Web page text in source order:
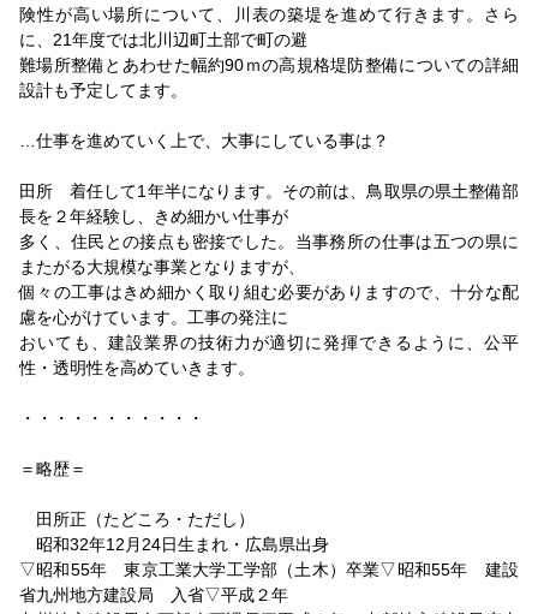
険性が高い場所について、川表の築堤を進めて行きます。さら
に、21年度では北川辺町土部で町の避
難場所整備とあわせた幅約90ｍの高規格堤防整備についての詳細
設計も予定してます。
…仕事を進めていく上で、大事にしている事は？
田所 着任して1年半になります。その前は、鳥取県の県土整備部
長を２年経験し、きめ細かい仕事が
多く、住民との接点も密接でした。当事務所の仕事は五つの県に
またがる大規模な事業となりますが、
個々の工事はきめ細かく取り組む必要がありますので、十分な配
慮を心がけています。工事の発注に
おいても、建設業界の技術力が適切に発揮できるように、公平
性・透明性を高めていきます。
・・・・・・・・・・・
＝略歴＝
田所正（たどころ・ただし）
昭和32年12月24日生まれ・広島県出身
▽昭和55年 東京工業大学工学部（土木）卒業▽昭和55年 建設
省九州地方建設局 入省▽平成２年